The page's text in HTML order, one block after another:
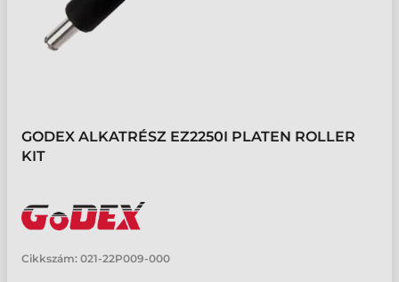
GODEX ALKATRÉSZ EZ2250I PLATEN ROLLER
KIT
Cikkszám: 021-22P009-000